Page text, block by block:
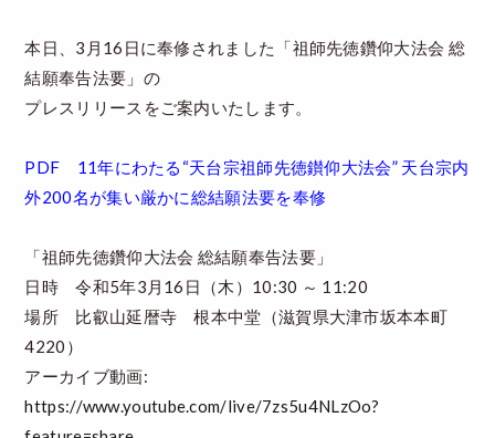
日本文化を探る
プレスアーカイブ
ニュース & トピックス
サイトポリシー
お問い合わせ
本日、3月16日に奉修されました「祖師先徳鑽仰大法会 総
結願奉告法要」の
プレスリリースをご案内いたします。
PDF 11年にわたる“天台宗祖師先徳鑚仰大法会” 天台宗内
外200名が集い厳かに総結願法要を奉修
「祖師先徳鑽仰大法会 総結願奉告法要」
日時 令和5年3月16日（木）10:30 ～ 11:20
場所 比叡山延暦寺 根本中堂（滋賀県大津市坂本本町
4220）
アーカイブ動画:
https://www.youtube.com/live/7zs5u4NLzOo?